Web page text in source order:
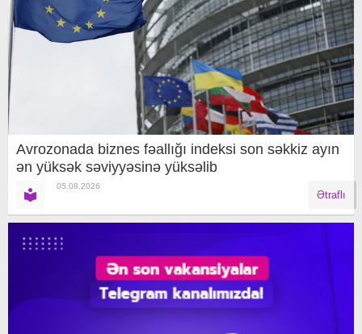
Avrozonada biznes fəallığı indeksi son səkkiz ayın
ən yüksək səviyyəsinə yüksəlib
05.08.2026
Ətraflı